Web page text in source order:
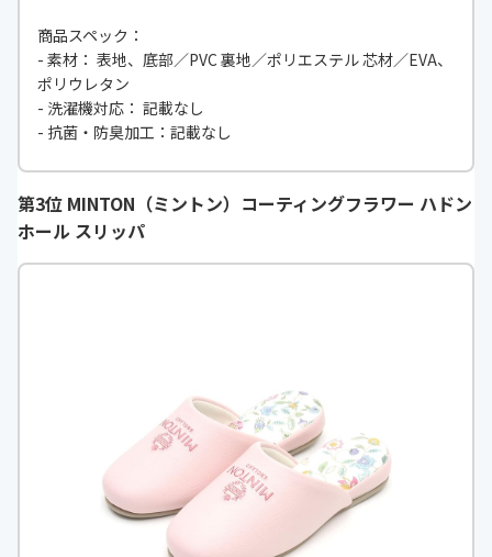
商品スペック：
- 素材： 表地、底部／PVC 裏地／ポリエステル 芯材／EVA、
ポリウレタン
- 洗濯機対応： 記載なし
- 抗菌・防臭加工：記載なし
第3位 MINTON（ミントン）コーティングフラワー ハドン
ホール スリッパ